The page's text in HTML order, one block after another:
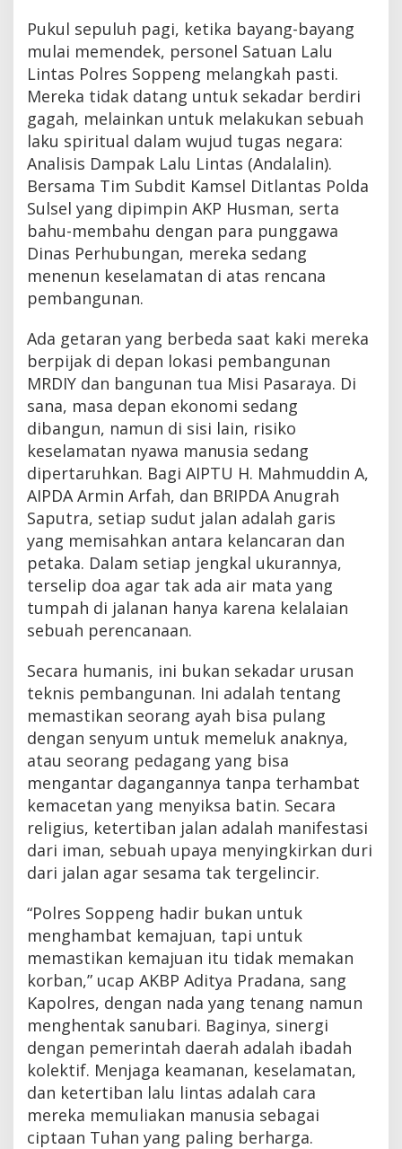
Pukul sepuluh pagi, ketika bayang-bayang
mulai memendek, personel Satuan Lalu
Lintas Polres Soppeng melangkah pasti.
Mereka tidak datang untuk sekadar berdiri
gagah, melainkan untuk melakukan sebuah
laku spiritual dalam wujud tugas negara:
Analisis Dampak Lalu Lintas (Andalalin).
Bersama Tim Subdit Kamsel Ditlantas Polda
Sulsel yang dipimpin AKP Husman, serta
bahu-membahu dengan para punggawa
Dinas Perhubungan, mereka sedang
menenun keselamatan di atas rencana
pembangunan.
Ada getaran yang berbeda saat kaki mereka
berpijak di depan lokasi pembangunan
MRDIY dan bangunan tua Misi Pasaraya. Di
sana, masa depan ekonomi sedang
dibangun, namun di sisi lain, risiko
keselamatan nyawa manusia sedang
dipertaruhkan. Bagi AIPTU H. Mahmuddin A,
AIPDA Armin Arfah, dan BRIPDA Anugrah
Saputra, setiap sudut jalan adalah garis
yang memisahkan antara kelancaran dan
petaka. Dalam setiap jengkal ukurannya,
terselip doa agar tak ada air mata yang
tumpah di jalanan hanya karena kelalaian
sebuah perencanaan.
Secara humanis, ini bukan sekadar urusan
teknis pembangunan. Ini adalah tentang
memastikan seorang ayah bisa pulang
dengan senyum untuk memeluk anaknya,
atau seorang pedagang yang bisa
mengantar dagangannya tanpa terhambat
kemacetan yang menyiksa batin. Secara
religius, ketertiban jalan adalah manifestasi
dari iman, sebuah upaya menyingkirkan duri
dari jalan agar sesama tak tergelincir.
“Polres Soppeng hadir bukan untuk
menghambat kemajuan, tapi untuk
memastikan kemajuan itu tidak memakan
korban,” ucap AKBP Aditya Pradana, sang
Kapolres, dengan nada yang tenang namun
menghentak sanubari. Baginya, sinergi
dengan pemerintah daerah adalah ibadah
kolektif. Menjaga keamanan, keselamatan,
dan ketertiban lalu lintas adalah cara
mereka memuliakan manusia sebagai
ciptaan Tuhan yang paling berharga.